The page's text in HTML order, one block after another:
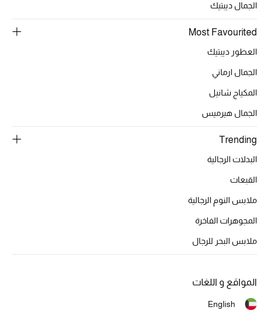
موضة نسائية
الحقائب النسائية
دليل ملتزمات الحقائب
حقائب الأطفال
الجمال ديبتيك
Most Favourited
العطور ديبتيك
الجمال ارماني
المكياج شانيل
الجمال هيرميس
Trending
البدلات الرجالية
القبعات
ملابس النوم الرجالية
المجوهرات الفاخرة
ملابس البحر للرجال
المواقع و اللغات
English